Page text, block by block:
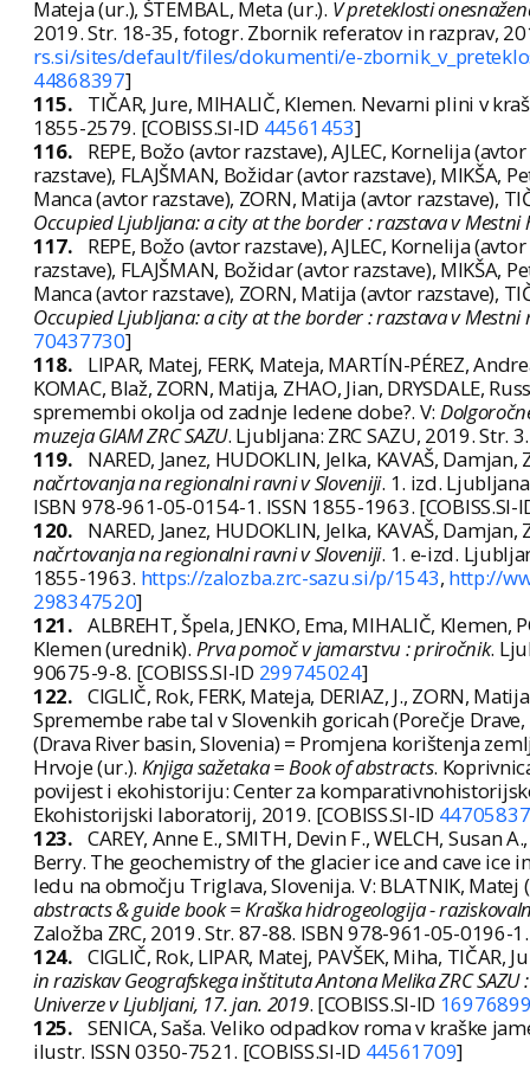
Mateja (ur.), ŠTEMBAL, Meta (ur.). V preteklosti
2019. Str. 18-35, fotogr. Zbornik referatov in razprav,
rs.si/sites/default/files/dokumenti/e-
44868397]
115.
TIČAR, Jure, MIHALIČ, Klemen. Nevarni plini v
1855-2579. [COBISS.SI-ID 44561453]
116.
REPE, Božo (avtor razstave), AJLEC, Kornelija
razstave), FLAJŠMAN, Božidar (avtor razstave), MIKŠA,
Manca (avtor razstave), ZORN, Matija (avtor razstave),
Occupied Ljubljana: a city at the border : razstava v Mestni
117.
REPE, Božo (avtor razstave), AJLEC, Kornelija
razstave), FLAJŠMAN, Božidar (avtor razstave), MIKŠA,
Manca (avtor razstave), ZORN, Matija (avtor razstave),
Occupied Ljubljana: a city at the border : razstava v
70437730]
118.
LIPAR, Matej, FERK, Mateja, MARTÍN-PÉREZ,
KOMAC, Blaž, ZORN, Matija, ZHAO, Jian, DRYSDALE,
spremembi okolja od zadnje ledene dobe?. V:
muzeja GIAM ZRC SAZU. Ljubljana: ZRC SAZU, 2019. Str.
119.
NARED, Janez, HUDOKLIN, Jelka, KAVAŠ,
načrtovanja na regionalni ravni v Sloveniji. 1. izd.
ISBN 978-961-05-0154-1. ISSN 1855-1963. [COBISS.SI-
120.
NARED, Janez, HUDOKLIN, Jelka, KAVAŠ,
načrtovanja na regionalni ravni v Sloveniji. 1. e-izd.
1855-1963. https://zalozba.zrc-sazu.si/p/1543, http://
298347520]
121. ALBREHT, Špela, JENKO, Ema, MIHALIČ, Klemen,
Klemen (urednik). Prva pomoč v jamarstvu : priročnik.
90675-9-8. [COBISS.SI-ID 299745024]
122. CIGLIČ, Rok, FERK, Mateja, DERIAZ, J., ZORN,
Spremembe rabe tal v Slovenkih goricah (Porečje
(Drava River basin, Slovenia) = Promjena korištenja
Hrvoje (ur.). Knjiga sažetaka = Book of abstracts.
povijest i ekohistoriju: Center za
Ekohistorijski laboratorij, 2019. [COBISS.SI-ID 44705837
123. CAREY, Anne E., SMITH, Devin F., WELCH, Susan
Berry. The geochemistry of the glacier ice and cave ice
ledu na območju Triglava, Slovenija. V: BLATNIK, Matej
abstracts & guide book = Kraška hidrogeologija -
Založba ZRC, 2019. Str. 87-88. ISBN 978-961-05-0196-
124. CIGLIČ, Rok, LIPAR, Matej, PAVŠEK, Miha, TIČAR,
in raziskav Geografskega inštituta Antona Melika ZRC
Univerze v Ljubljani, 17. jan. 2019. [COBISS.SI-ID
125. SENICA, Saša. Veliko odpadkov roma v kraške
ilustr. ISSN 0350-7521. [COBISS.SI-ID 44561709]